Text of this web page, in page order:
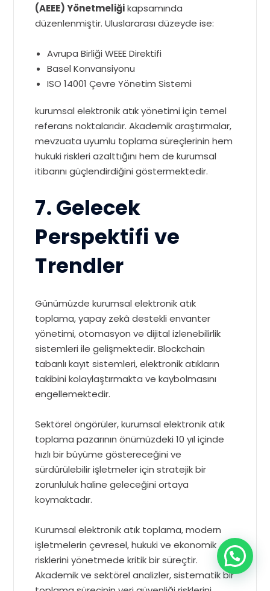
(AEEE) Yönetmeliğikapsamında
düzenlenmiştir. Uluslararası düzeyde ise:
Avrupa Birliği WEEE Direktifi
Basel Konvansiyonu
ISO 14001 Çevre Yönetim Sistemi
kurumsal elektronik atık yönetimi için temel
referans noktalarıdır. Akademik araştırmalar,
mevzuata uyumlu toplama süreçlerinin hem
hukuki riskleri azalttığını hem de kurumsal
itibarını güçlendirdiğini göstermektedir.
7. Gelecek
Perspektifi ve
Trendler
Günümüzde kurumsal elektronik atık
toplama, yapay zekâ destekli envanter
yönetimi, otomasyon ve dijital izlenebilirlik
sistemleri ile gelişmektedir. Blockchain
tabanlı kayıt sistemleri, elektronik atıkların
takibini kolaylaştırmakta ve kaybolmasını
engellemektedir.
Sektörel öngörüler, kurumsal elektronik atık
toplama pazarının önümüzdeki 10 yıl içinde
hızlı bir büyüme göstereceğini ve
sürdürülebilir işletmeler için stratejik bir
zorunluluk haline geleceğini ortaya
koymaktadır.
Kurumsal elektronik atık toplama, modern
işletmelerin çevresel, hukuki ve ekonomik
risklerini yönetmede kritik bir süreçtir.
Akademik ve sektörel analizler, sistematik bir